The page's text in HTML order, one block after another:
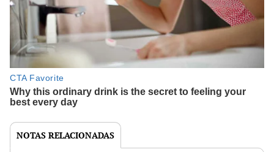
NOTAS RELACIONADAS